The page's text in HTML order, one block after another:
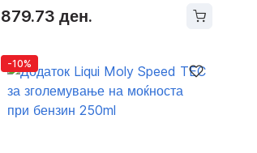
879.73 ден.
-10%